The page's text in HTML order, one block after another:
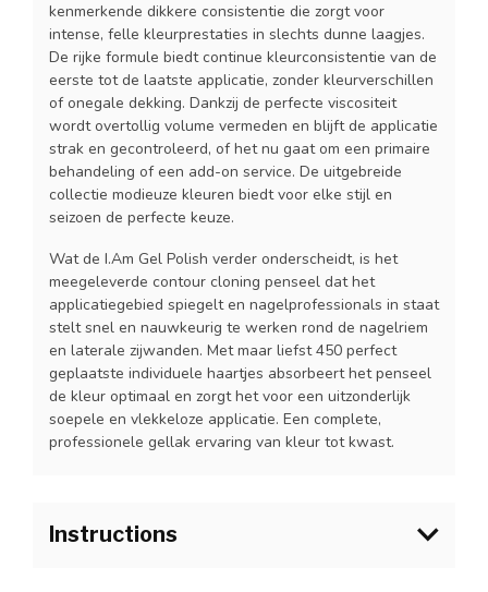
kenmerkende dikkere consistentie die zorgt voor
intense, felle kleurprestaties in slechts dunne laagjes.
De rijke formule biedt continue kleurconsistentie van de
eerste tot de laatste applicatie, zonder kleurverschillen
of onegale dekking. Dankzij de perfecte viscositeit
wordt overtollig volume vermeden en blijft de applicatie
strak en gecontroleerd, of het nu gaat om een primaire
behandeling of een add-on service. De uitgebreide
collectie modieuze kleuren biedt voor elke stijl en
seizoen de perfecte keuze.
Wat de I.Am Gel Polish verder onderscheidt, is het
meegeleverde contour cloning penseel dat het
applicatiegebied spiegelt en nagelprofessionals in staat
stelt snel en nauwkeurig te werken rond de nagelriem
en laterale zijwanden. Met maar liefst 450 perfect
geplaatste individuele haartjes absorbeert het penseel
de kleur optimaal en zorgt het voor een uitzonderlijk
soepele en vlekkeloze applicatie. Een complete,
professionele gellak ervaring van kleur tot kwast.
Instructions